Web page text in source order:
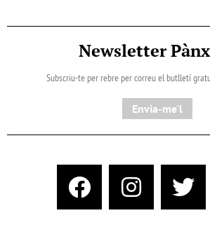
Newsletter
Subscriu-te per rebre per correu el butlletí
Envia-me'l